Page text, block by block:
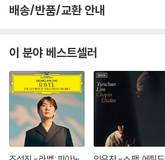
배송/반품/교환 안내
이 분야 베스트셀러